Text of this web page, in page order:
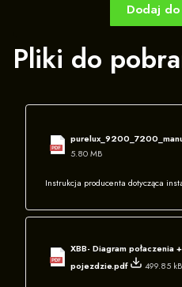
Dodaj do
Pliki do
5.80 MB
Instrukcja producenta dotycząca
XBB- Diagram połaczenia
pojezdzie.pdf
499.85 kB